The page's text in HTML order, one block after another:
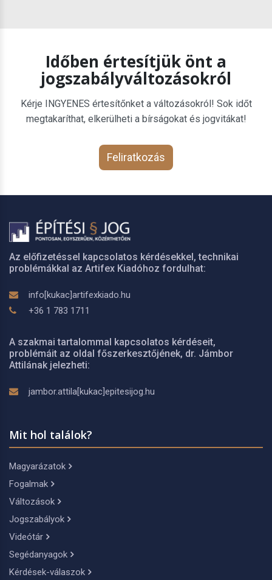
Időben értesítjük önt a
jogszabályváltozásokról
Kérje INGYENES értesítőnket a változásokról! Sok időt
megtakaríthat, elkerülheti a bírságokat és jogvitákat!
Feliratkozás
Az előfizetéssel kapcsolatos kérdésekkel, technikai
problémákkal az Artifex Kiadóhoz fordulhat:
info[kukac]artifexkiado.hu
+36 1 783 1711
A szakmai tartalommal kapcsolatos kérdéseit,
problémáit az oldal főszerkesztőjének, dr. Jámbor
Attilának jelezheti:
jambor.attila[kukac]epitesijog.hu
Mit hol találok?
Magyarázatok
Fogalmak
Változások
Jogszabályok
Videótár
Segédanyagok
Kérdések-válaszok